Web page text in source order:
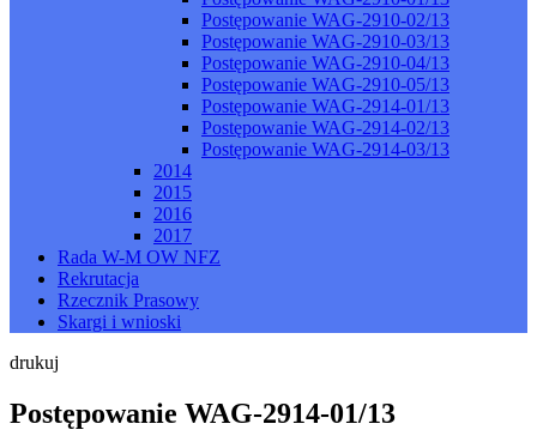
Postępowanie WAG-2910-02/13
Postępowanie WAG-2910-03/13
Postępowanie WAG-2910-04/13
Postępowanie WAG-2910-05/13
Postępowanie WAG-2914-01/13
Postępowanie WAG-2914-02/13
Postępowanie WAG-2914-03/13
2014
2015
2016
2017
Rada W-M OW NFZ
Rekrutacja
Rzecznik Prasowy
Skargi i wnioski
drukuj
Postępowanie WAG-2914-01/13